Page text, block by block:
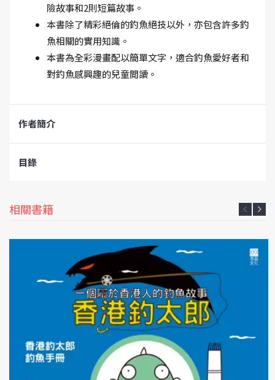
險故事和2則短篇故事。
本書除了精彩絕倫的釣魚絕技以外，亦包含許多釣
魚相關的實用知識。
本書為全彩漫畫配以簡單文字，適合釣魚愛好者和
對釣魚感興趣的兒童閲讀。
作者簡介
目錄
相關書籍